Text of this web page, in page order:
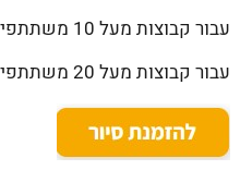
עבור קבוצות מעל 10 משתתפים/ות, 10% הנחה.
עבור קבוצות מעל 20 משתתפים/ות, 20% הנחה.